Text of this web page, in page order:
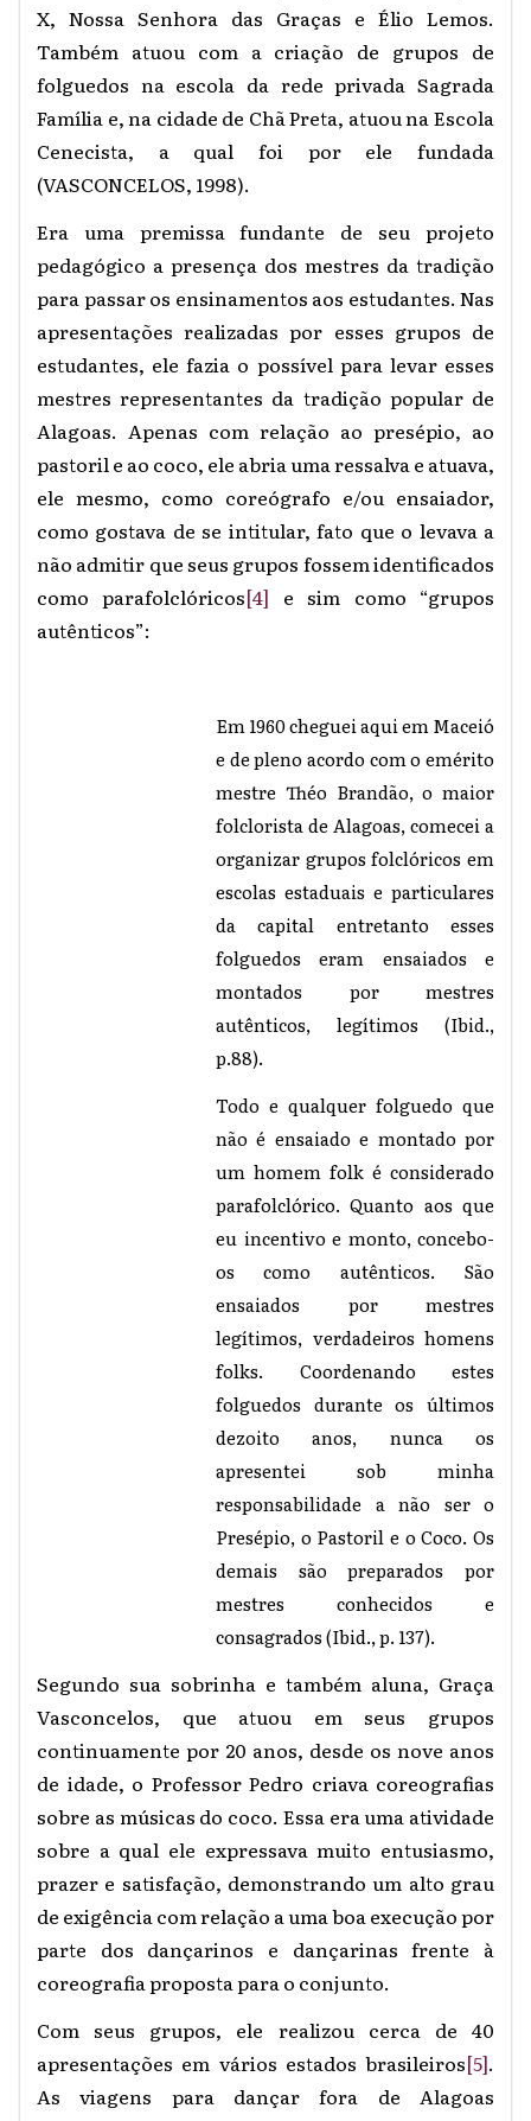
X, Nossa Senhora das Graças e Élio Lemos.
Também atuou com a criação de grupos de
folguedos na escola da rede privada Sagrada
Família e, na cidade de Chã Preta, atuou na Escola
Cenecista, a qual foi por ele fundada
(VASCONCELOS, 1998).
Era uma premissa fundante de seu projeto
pedagógico a presença dos mestres da tradição
para passar os ensinamentos aos estudantes. Nas
apresentações realizadas por esses grupos de
estudantes, ele fazia o possível para levar esses
mestres representantes da tradição popular de
Alagoas. Apenas com relação ao presépio, ao
pastoril e ao coco, ele abria uma ressalva e atuava,
ele mesmo, como coreógrafo e/ou ensaiador,
como gostava de se intitular, fato que o levava a
não admitir que seus grupos fossem identificados
como parafolclóricos[4] e sim como “grupos
autênticos”:
Em 1960 cheguei aqui em Maceió
e de pleno acordo com o emérito
mestre Théo Brandão, o maior
folclorista de Alagoas, comecei a
organizar grupos folclóricos em
escolas estaduais e particulares
da capital entretanto esses
folguedos eram ensaiados e
montados por mestres
autênticos, legítimos (Ibid.,
p.88).
Todo e qualquer folguedo que
não é ensaiado e montado por
um homem folk é considerado
parafolclórico. Quanto aos que
eu incentivo e monto, concebo-
os como autênticos. São
ensaiados por mestres
legítimos, verdadeiros homens
folks. Coordenando estes
folguedos durante os últimos
dezoito anos, nunca os
apresentei sob minha
responsabilidade a não ser o
Presépio, o Pastoril e o Coco. Os
demais são preparados por
mestres conhecidos e
consagrados (Ibid., p. 137).
Segundo sua sobrinha e também aluna, Graça
Vasconcelos, que atuou em seus grupos
continuamente por 20 anos, desde os nove anos
de idade, o Professor Pedro criava coreografias
sobre as músicas do coco. Essa era uma atividade
sobre a qual ele expressava muito entusiasmo,
prazer e satisfação, demonstrando um alto grau
de exigência com relação a uma boa execução por
parte dos dançarinos e dançarinas frente à
coreografia proposta para o conjunto.
Com seus grupos, ele realizou cerca de 40
apresentações em vários estados brasileiros[5].
As viagens para dançar fora de Alagoas